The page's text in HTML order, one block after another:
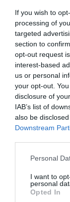
If you wish to
processing of
targeted
section to
opt-out request
interest-based
us or personal
your opt-out.
disclosure of
IAB’s list of
also be
Downstream
Please note
not limited to
grant or deny
use your data
Personal
I want to
personal
Opted In
για να
ΕΟΔΥ: Στα 65 τα
Έξι θάνατοι
Αυγερινός: «Η
κινήματος και
Πατάτες